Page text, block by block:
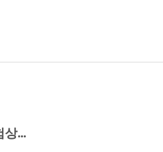
[보안 파트너십] 클라우드브릭, Insureum과 사이버 보안 보험상품 공동 연구 및 개발 협력 파트너십 체결